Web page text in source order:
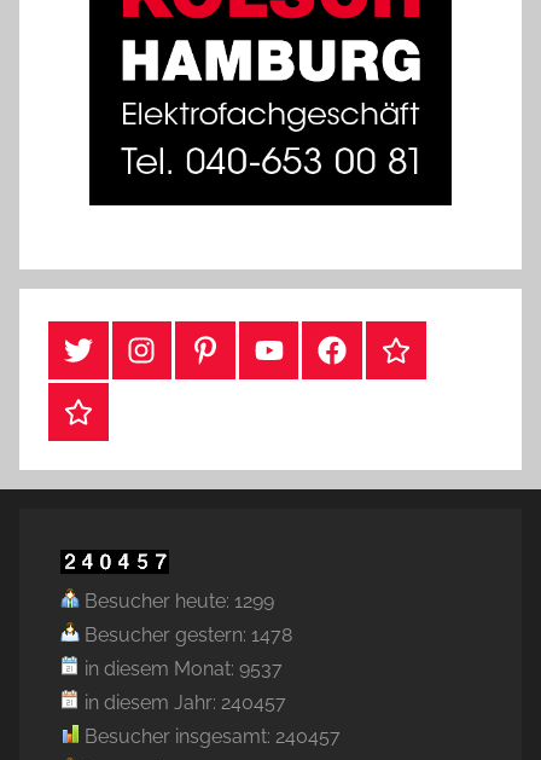
#TwitterInstagramPinterestYouTubeFacebookTikTok
Webshop
Besucher heute: 1299
Besucher gestern: 1478
in diesem Monat: 9537
in diesem Jahr: 240457
Besucher insgesamt: 240457